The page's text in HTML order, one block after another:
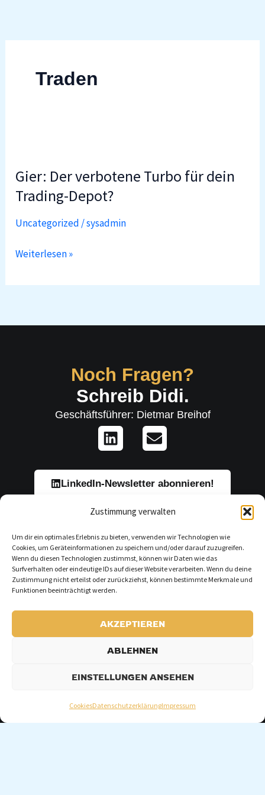
Zustimmung verwalten
Um dir ein optimales Erlebnis zu bieten, verwenden wir Technologien wie
Cookies, um Geräteinformationen zu speichern und/oder darauf zuzugreifen.
Wenn du diesen Technologien zustimmst, können wir Daten wie das
Surfverhalten oder eindeutige IDs auf dieser Website verarbeiten. Wenn du deine
Zustimmung nicht erteilst oder zurückziehst, können bestimmte Merkmale und
Funktionen beeinträchtigt werden.
AKZEPTIEREN
ABLEHNEN
EINSTELLUNGEN ANSEHEN
CookiesDatenschutzerklärungImpressum
springen
Traden
Gier: Der verbotene Turbo für dein
Trading-Depot?
Uncategorized /sysadmin
verbotene
Turbo
dein
Depot?
Weiterlesen »
Noch Fragen?
Schreib Didi.
Geschäftsführer: Dietmar Breihof
L
i
n
k
e
i
n
E
n
v
e
l
p
e
LinkedIn-Newsletter abonnieren!